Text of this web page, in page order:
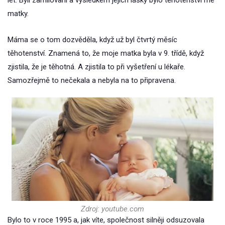
matky.
Máma se o tom dozvěděla, když už byl čtvrtý měsíc
těhotenství. Znamená to, že moje matka byla v 9. třídě, když
zjistila, že je těhotná. A zjistila to při vyšetření u lékaře.
Samozřejmě to nečekala a nebyla na to připravena.
Zdroj: youtube.com
Bylo to v roce 1995 a, jak víte, společnost silněji odsuzovala